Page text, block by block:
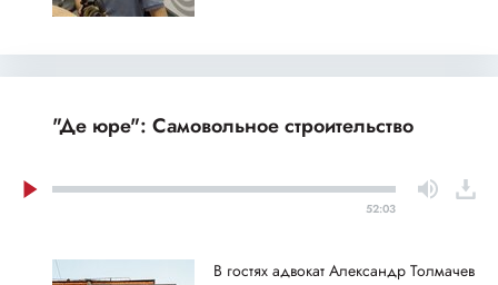
"Де юре": Самовольное строительство
52:03
В гостях адвокат Александр Толмачев